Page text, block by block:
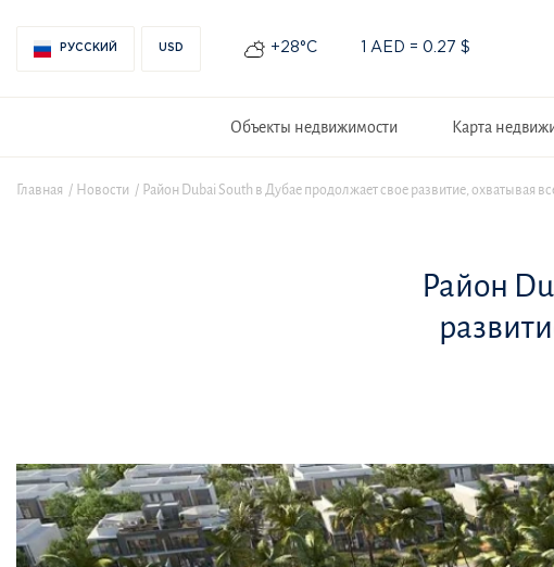
РУССКИЙ USD +28°С 1 AED = 0.27 $
Объекты недвижимости Карта
Главная Новости Район Dubai South в Дубае продолжает свое развитие, охватывая
Район